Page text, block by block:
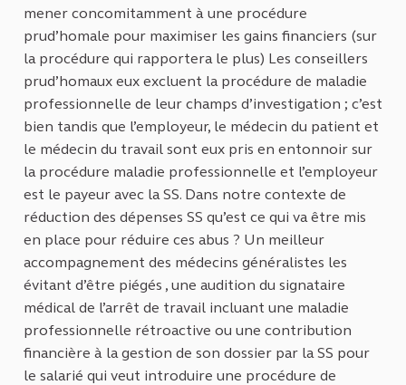
mener concomitamment à une procédure
prud’homale pour maximiser les gains financiers (sur
la procédure qui rapportera le plus) Les conseillers
prud’homaux eux excluent la procédure de maladie
professionnelle de leur champs d’investigation ; c’est
bien tandis que l’employeur, le médecin du patient et
le médecin du travail sont eux pris en entonnoir sur
la procédure maladie professionnelle et l’employeur
est le payeur avec la SS. Dans notre contexte de
réduction des dépenses SS qu’est ce qui va être mis
en place pour réduire ces abus ? Un meilleur
accompagnement des médecins généralistes les
évitant d’être piégés , une audition du signataire
médical de l’arrêt de travail incluant une maladie
professionnelle rétroactive ou une contribution
financière à la gestion de son dossier par la SS pour
le salarié qui veut introduire une procédure de